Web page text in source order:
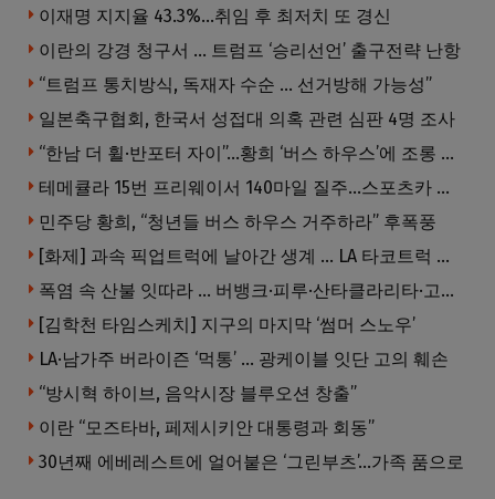
이재명 지지율 43.3%…취임 후 최저치 또 경신
이란의 강경 청구서 … 트럼프 ‘승리선언’ 출구전략 난항
“트럼프 통치방식, 독재자 수순 … 선거방해 가능성”
일본축구협회, 한국서 성접대 의혹 관련 심판 4명 조사
“한남 더 휠·반포터 자이”…황희 ‘버스 하우스’에 조롱 쏟아져
테메큘라 15번 프리웨이서 140마일 질주…스포츠카 압수
민주당 황희, “청년들 버스 하우스 거주하라” 후폭풍
[화제] 과속 픽업트럭에 날아간 생계 … LA 타코트럭 일가족 3명 부상
폭염 속 산불 잇따라 … 버뱅크·피루·산타클라리타·고먼 잇단 산불
[김학천 타임스케치] 지구의 마지막 ‘썸머 스노우’
LA·남가주 버라이즌 ‘먹통’ … 광케이블 잇단 고의 훼손
“방시혁 하이브, 음악시장 블루오션 창출”
이란 “모즈타바, 페제시키안 대통령과 회동”
30년째 에베레스트에 얼어붙은 ‘그린부츠’…가족 품으로